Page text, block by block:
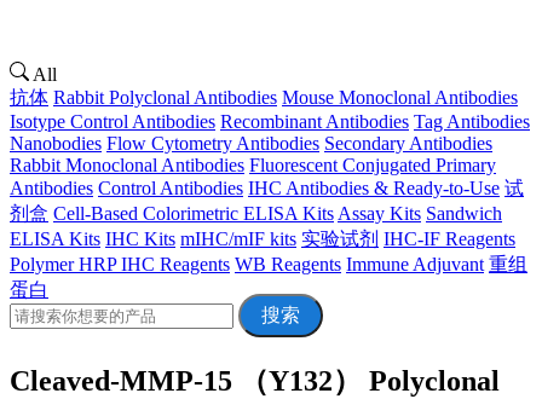
All
抗体 Rabbit Polyclonal Antibodies Mouse Monoclonal Antibodies
Isotype Control Antibodies Recombinant Antibodies Tag Antibodies
Nanobodies Flow Cytometry Antibodies Secondary Antibodies
Rabbit Monoclonal Antibodies Fluorescent Conjugated Primary
Antibodies Control Antibodies IHC Antibodies & Ready-to-Use 试
剂盒 Cell-Based Colorimetric ELISA Kits Assay Kits Sandwich
ELISA Kits IHC Kits mIHC/mIF kits 实验试剂 IHC-IF Reagents
Polymer HRP IHC Reagents WB Reagents Immune Adjuvant 重组
蛋白
搜索
Cleaved-MMP-15 （Y132） Polyclonal